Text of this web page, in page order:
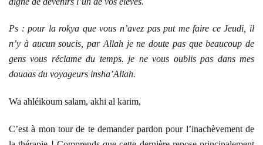
Ps : pour la rokya que vous n’avez pas put me faire ce Jeudi, il
n’y à aucun soucis, par Allah je ne doute pas que beaucoup de
gens vous réclame du temps. je ne vous oublis pas dans mes
douaas du voyageurs insha’Allah.
Wa ahléikoum salam, akhi al karim,
C’est à mon tour de te demander pardon pour l’inachèvement de